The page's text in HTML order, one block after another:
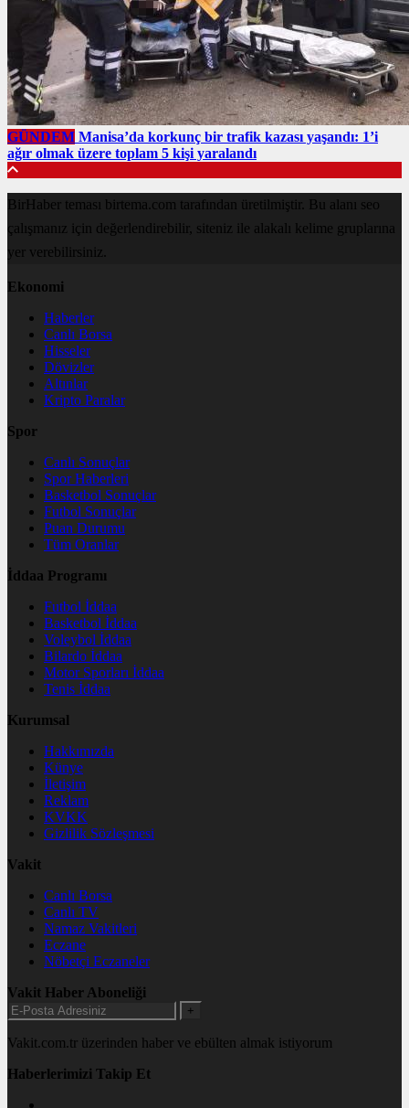
GÜNDEM Manisa’da korkunç bir trafik kazası yaşandı: 1’i
ağır olmak üzere toplam 5 kişi yaralandı
BirHaber teması birtema.com tarafından üretilmiştir. Bu alanı seo
çalışmanız için değerlendirebilir, siteniz ile alakalı kelime gruplarına
yer verebilirsiniz.
Ekonomi
Haberler
Canlı Borsa
Hisseler
Dövizler
Altınlar
Kripto Paralar
Spor
Canlı Sonuçlar
Spor Haberleri
Basketbol Sonuçlar
Futbol Sonuçlar
Puan Durumu
Tüm Oranlar
İddaa Programı
Futbol İddaa
Basketbol İddaa
Voleybol İddaa
Bilardo İddaa
Motor Sporları İddaa
Tenis İddaa
Kurumsal
Hakkımızda
Künye
İletişim
Reklam
KVKK
Gizlilik Sözleşmesi
Vakit
Canlı Borsa
Canlı TV
Namaz Vakitleri
Eczane
Nöbetçi Eczaneler
Vakit Haber Aboneliği
+
Vakit.com.tr üzerinden haber ve ebülten almak istiyorum
Haberlerimizi Takip Et